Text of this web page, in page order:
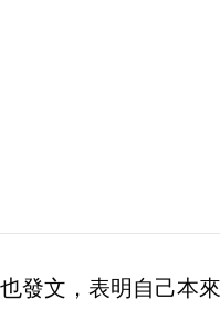
發文，表明自己本